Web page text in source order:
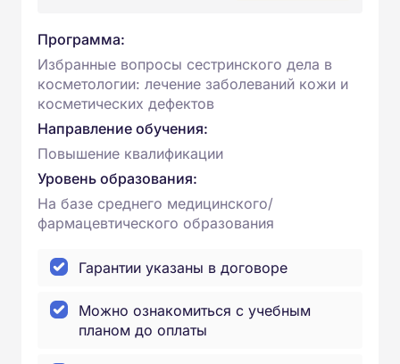
Программа:
Избранные вопросы сестринского дела в
косметологии: лечение заболеваний кожи и
косметических дефектов
Направление обучения:
Повышение квалификации
Уровень образования:
На базе среднего медицинского/
фармацевтического образования
Гарантии указаны в договоре
Можно ознакомиться с учебным
планом до оплаты